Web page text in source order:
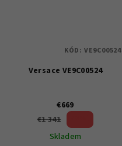
Versace VE9C00524
€669
€1 341
Skladem
KÓD: VE9C00524